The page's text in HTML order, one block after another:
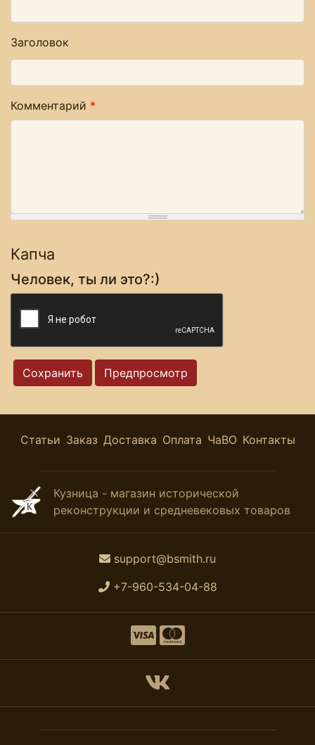
Заголовок
Комментарий *
Капча
Человек, ты ли это?:)
Статьи Заказ Доставка Оплата ЧаВО Контакты
Кузница - магазин исторической
реконструкции и средневековых товаров
support@bsmith.ru
+7-960-534-04-88